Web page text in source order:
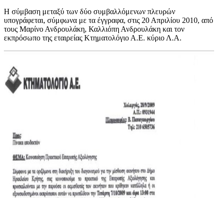
Η σύμβαση μεταξύ των δύο συμβαλλόμενων πλευρών
υπογράφεται, σύμφωνα με τα έγγραφα, στις 20 Απριλίου 2010, από
τους Μαρίνο Ανδρουλάκη, Καλλιόπη Ανδρουλάκη και τον
εκπρόσωπο της εταιρείας Κτηματολόγιο Α.Ε. κύριο Λ.Α.